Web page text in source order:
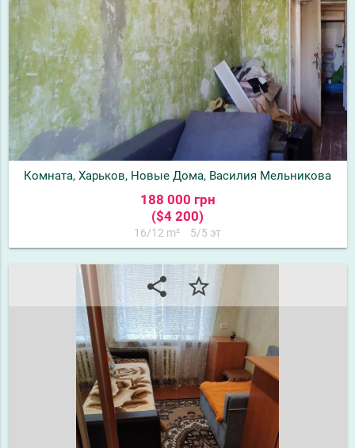
Комната, Харьков, Новые Дома, Василия Мельникова
188 000 грн
($4 200)
16/12 m² 5/5 эт
share star_border